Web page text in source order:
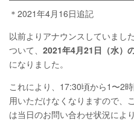
＊2021年4月16日追記
以前よりアナウンスしていまし
ついて、 2021年4月21日（水）
になりました。
これにより、17:30頃から1〜2
用いただけなくなりますので、
は当日のお問い合わせ状況によ